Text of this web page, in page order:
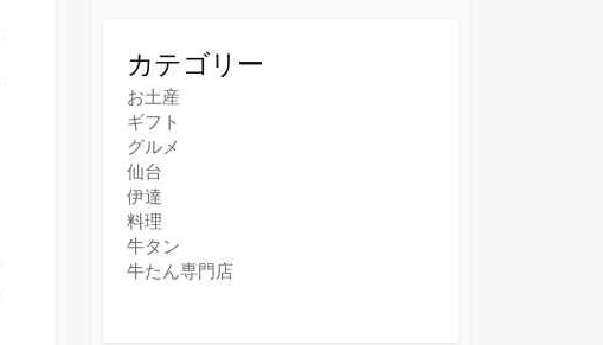
カテゴリー
お土産
ギフト
グルメ
仙台
伊達
料理
牛タン
牛たん専門店